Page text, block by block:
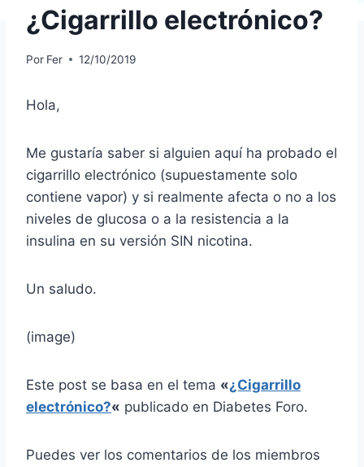
¿Cigarrillo electrónico?
Por Fer 12/10/2019
Hola,
Me gustaría saber si alguien aquí ha probado el
cigarrillo electrónico (supuestamente solo
contiene vapor) y si realmente afecta o no a los
niveles de glucosa o a la resistencia a la
insulina en su versión SIN nicotina.
Un saludo.
(image)
Este post se basa en el tema «¿Cigarrillo
electrónico?« publicado en Diabetes Foro.
Puedes ver los comentarios de los miembros